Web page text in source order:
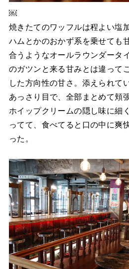
￼
焼きたてのワッフルは程よい塩
ハムとかのおかず系を乗せても
合うようなオールラウンダータ
のガツンと来る甘みとは違って
した方向性の甘さ。添えられて
あっさり目で、全部まとめて頬
ホイップクリームの隠し味に細
ってて、食べてると口の中に爽
った。